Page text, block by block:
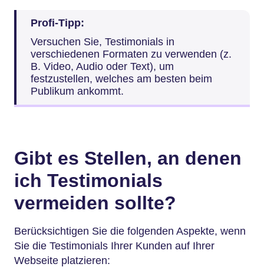
Profi-Tipp:
Versuchen Sie, Testimonials in
verschiedenen Formaten zu verwenden (z.
B. Video, Audio oder Text), um
festzustellen, welches am besten beim
Publikum ankommt.
Gibt es Stellen, an denen
ich Testimonials
vermeiden sollte?
Berücksichtigen Sie die folgenden Aspekte, wenn
Sie die Testimonials Ihrer Kunden auf Ihrer
Webseite platzieren: